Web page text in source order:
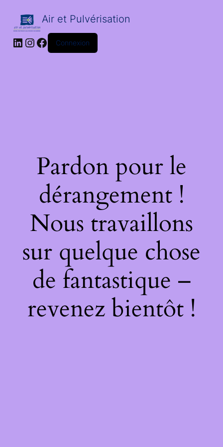
Air et Pulvérisation
LinkedIn
Instagram
Facebook
Connexion
Pardon pour le
dérangement !
Nous travaillons
sur quelque chose
de fantastique –
revenez bientôt !